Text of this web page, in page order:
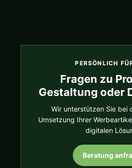
PERSÖNLICH
Fragen zu
Gestaltung oder
Wir unterstützen Sie bei
Umsetzung Ihrer
digitalen
Beratung